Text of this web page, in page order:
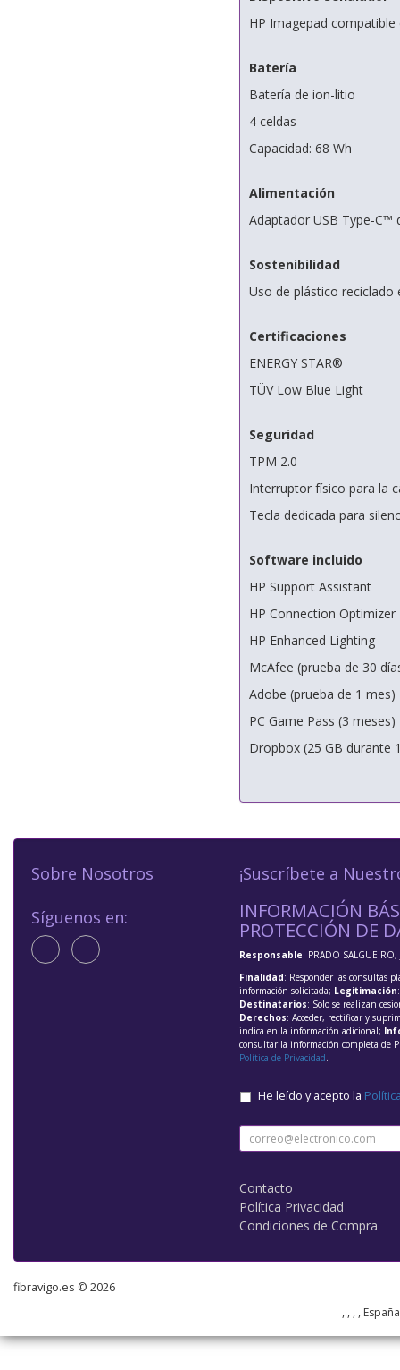
HP Imagepad
Batería
Batería de ion-litio
4 celdas
Capacidad: 68 Wh
Alimentación
Adaptador USB Type-C™
Sostenibilidad
Uso de plástico reciclado
Certificaciones
ENERGY STAR®
TÜV Low Blue Light
Seguridad
TPM 2.0
Interruptor físico para la
Tecla dedicada para
Software incluido
HP Support Assistant
HP Connection Optimizer
HP Enhanced Lighting
McAfee (prueba de 30
Adobe (prueba de 1 mes)
PC Game Pass (3 meses)
Dropbox (25 GB durante
Sobre Nosotros
Síguenos en:
¡Suscríbete a
INFORMACIÓN
PROTECCIÓN DE
Responsable: PRADO SALGUEIRO,
Finalidad: Responder las consultas
información solicitada; Legitimación
Destinatarios: Solo se realizan
Derechos: Acceder, rectificar y
indica en la información adicional;
consultar la información completa de
Política de Privacidad.
He leído y acepto la
Contacto
Política Privacidad
Condiciones de Compra
fibravigo.es © 2026
, , , ,